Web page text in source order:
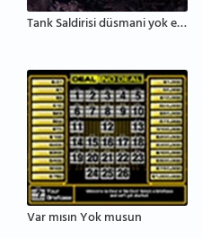
Tank Saldirisi düsmani yok etme
Var mısın Yok musun